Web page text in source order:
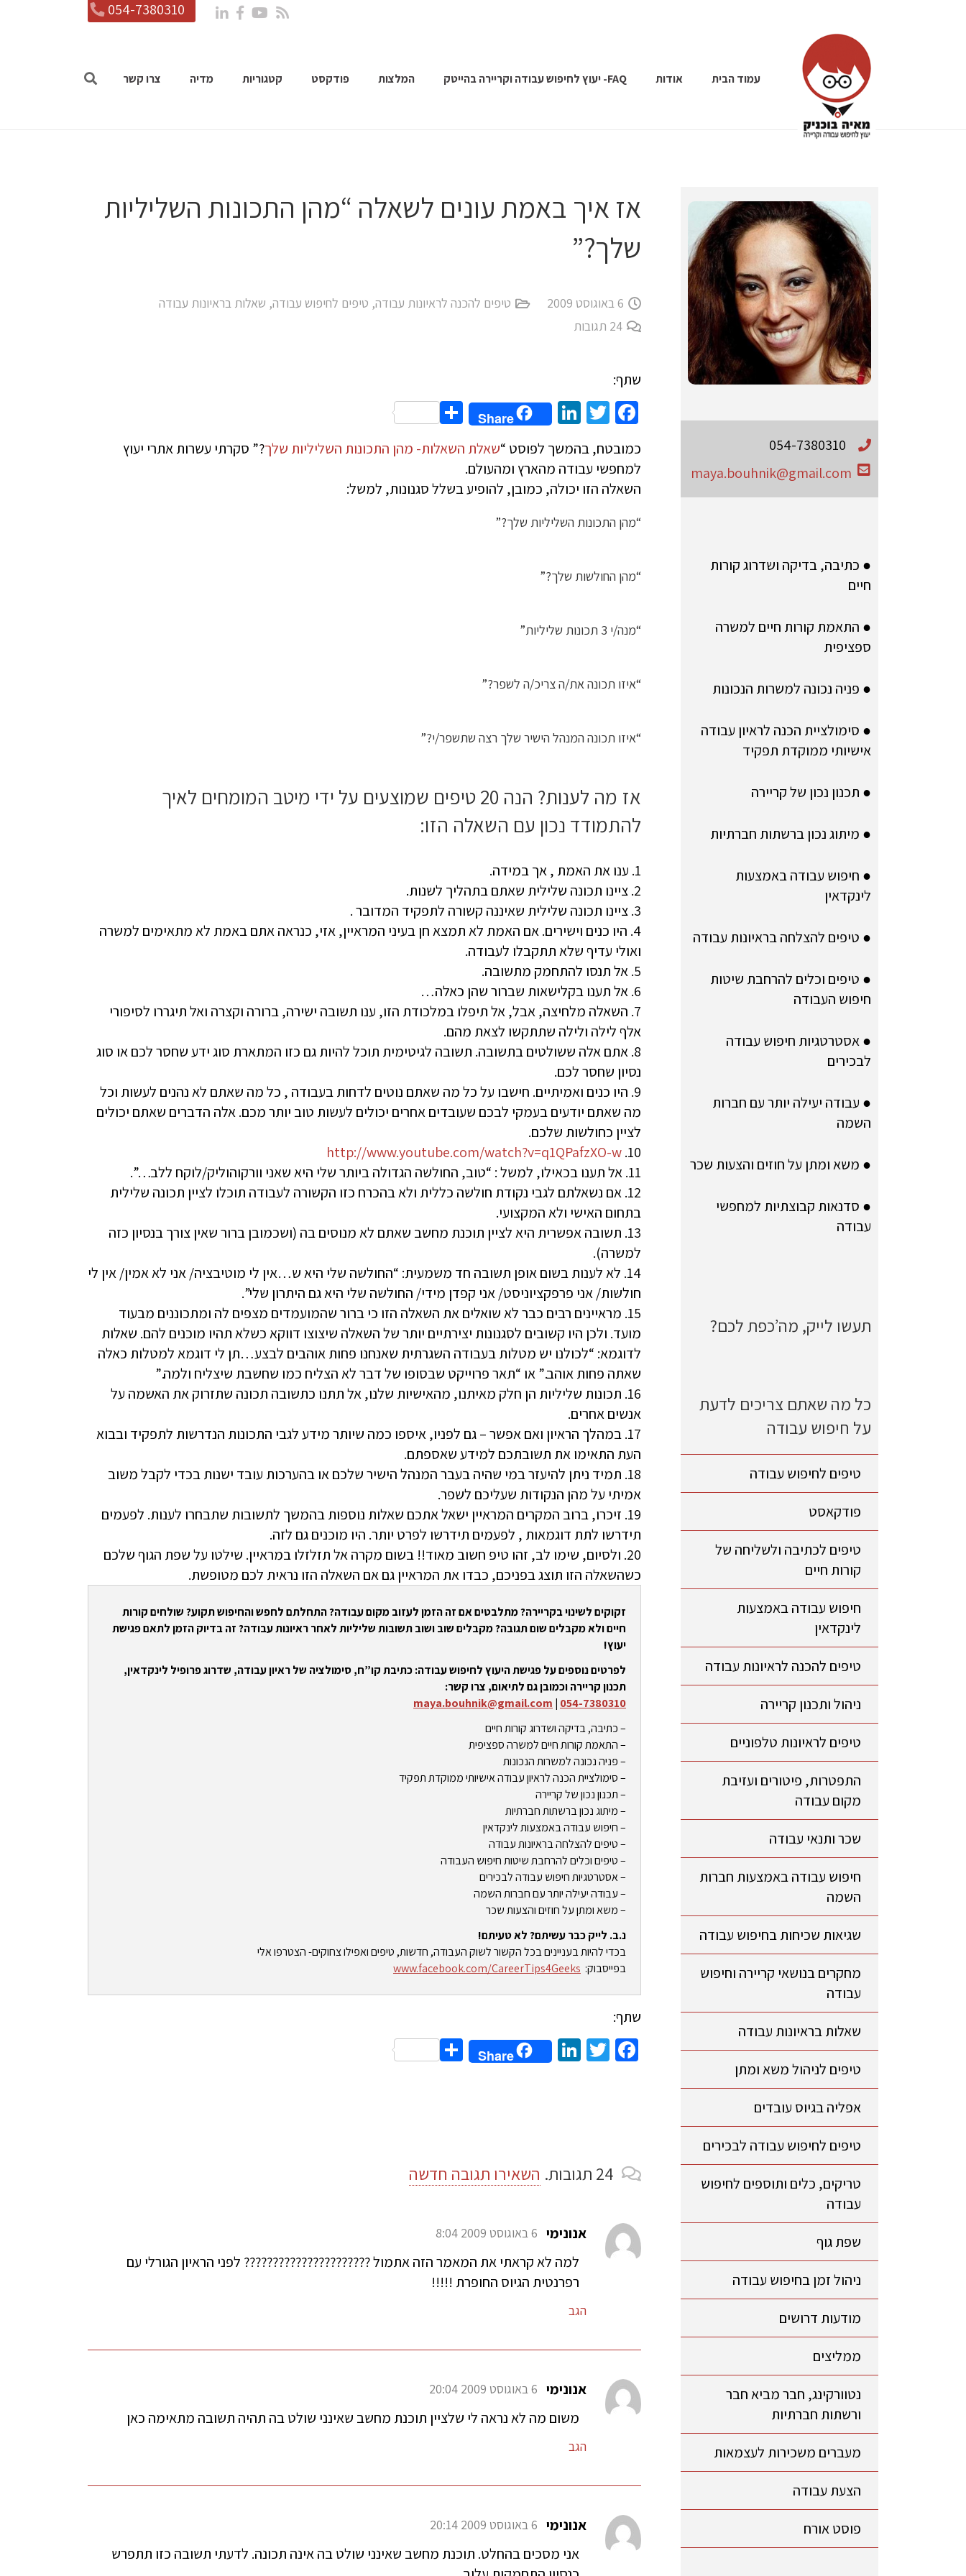
054-7380310
עמוד הבית אודות FAQ- יעוץ לחיפוש עבודה וקריירה בהייטק המלצות פודקסט קטגוריות מדיה צרו קשר
אז איך באמת עונים לשאלה “מהן התכונות השליליות
שלך?”
6 באוגוסט 2009 טיפים להכנה לראיונות עבודה, טיפים לחיפוש עבודה, שאלות בראיונות עבודה
24 תגובות
שתף:
Facebook
Twitter
LinkedIn
Share
Share
כמובטח, בהמשך לפוסט “שאלת השאלות- מהן התכונות השליליות שלך?” סקרתי עשרות אתרי יעוץ
למחפשי עבודה מהארץ ומהעולם.
השאלה הזו יכולה, כמובן, להופיע בשלל סגנונות, למשל:
“מהן התכונות השליליות שלך?”
“מהן החולשות שלך?”
“מנה/י 3 תכונות שליליות”
“איזו תכונה את/ה צריכ/ה לשפר?”
“איזו תכונה המנהל הישיר שלך רצה שתשפר/י?”
אז מה לענות? הנה 20 טיפים שמוצעים על ידי מיטב המומחים לאיך
להתמודד נכון עם השאלה הזו:
1. ענו את האמת , אך במידה.
2. ציינו תכונה שלילית שאתם בתהליך לשנות.
3. ציינו תכונה שלילית שאיננה קשורה לתפקיד המדובר .
4. היו כנים וישירים. אם האמת לא תמצא חן בעיני המראיין, אזי, כנראה אתם באמת לא מתאימים למשרה
ואולי עדיף שלא תתקבלו לעבודה.
5. אל תנסו להתחמק מתשובה.
6. אל תענו בקלישאות שברור שהן כאלה…
7. השאלה מלחיצה, אבל, אל תיפלו במלכודת הזו, ענו תשובה ישירה, ברורה וקצרה ואל תיגררו לסיפורי
אלף לילה ולילה שתתקשו לצאת מהם.
8. אתם אלה ששולטים בתשובה. תשובה לגיטימית תוכל להיות גם כזו המתארת סוג ידע שחסר לכם או סוג
נסיון שחסר לכם.
9. היו כנים ואמיתיים. חישבו על כל מה שאתם נוטים לדחות בעבודה , כל מה שאתם לא נהנים לעשות וכל
מה שאתם יודעים בעמקי לבכם שעובדים אחרים יכולים לעשות טוב יותר מכם. אלה הדברים שאתם יכולים
לציין כחולשות שלכם.
10.
http://www.youtube.com/watch?v=q1QPafzXO-w
11. אל תענו בכאילו, למשל : “טוב, החולשה הגדולה ביותר שלי היא שאני וורקוהוליק/לוקח ללב…”.
12. אם נשאלתם לגבי נקודת חולשה כללית ולא בהכרח כזו הקשורה לעבודה תוכלו לציין תכונה שלילית
בתחום האישי ולא המקצועי.
13. תשובה אפשרית היא לציין תוכנת מחשב שאתם לא מנוסים בה (ושכמובן ברור שאין צורך בנסיון כזה
למשרה).
14. לא לענות בשום אופן תשובה חד משמעית: “החולשה שלי היא ש…אין לי מוטיבציה/ אני לא אמין/ אין לי
חולשות/ אני פרפקציוניסט/ אני קפדן מידי/ החולשה שלי היא גם היתרון שלי”.
15. מראיינים רבים כבר לא שואלים את השאלה הזו כי ברור שהמועמדים מצפים לה ומתכוננים מבעוד
מועד. ולכן היו קשובים לסגנונות יצירתיים יותר של השאלה שיצוצו דווקא כשלא תהיו מוכנים להם. שאלות
לדוגמא: “לכולנו יש מטלות בעבודה השגרתית שאנחנו פחות אוהבים לבצע…תן לי דוגמא למטלות כאלה
שאתה פחות אוהב.” או “תאר פרוייקט שבסופו של דבר לא הצליח כמו שחשבת שיצליח ולמה.”
16. תכונות שליליות הן חלק מאיתנו, מהאישיות שלנו, אל תתנו כתשובה תכונה שתזרוק את האשמה על
אנשים אחרים.
17. במהלך הראיון ואם אפשר – גם לפניו, איספו כמה שיותר מידע לגבי התכונות הנדרשות לתפקיד ובבוא
העת התאימו את תשובתכם למידע שאספתם.
18. תמיד ניתן להיעזר במי שהיה בעבר המנהל הישיר שלכם או בהערכות עובד ישנות בכדי לקבל משוב
אמיתי על מהן הנקודות שעליכם לשפר.
19. זיכרו, ברוב המקרים המראיין ישאל אתכם שאלות נוספות בהמשך לתשובות שתבחרו לענות. לפעמים
תידרשו לתת דוגמאות , לפעמים תידרשו לפרט יותר. היו מוכנים גם לזה.
20. ולסיום, שימו לב, זהו טיפ חשוב מאוד!! בשום מקרה אל תזלזלו במראיין. שילטו על שפת הגוף שלכם
כשהשאלה הזו תוצג בפניכם, כבדו את המראיין גם אם השאלה הזו נראית לכם מטופשת.
זקוקים לשינוי בקריירה? מתלבטים אם זה הזמן לעזוב מקום עבודה? התחלתם לחפש והחיפוש תקוע? שולחים קורות
חיים ולא מקבלים שום תגובה? מקבלים שוב ושוב תשובות שליליות לאחר ראיונות עבודה? זה בדיוק הזמן לתאם פגישת
יעוץ!
לפרטים נוספים על פגישת היעוץ לחיפוש עבודה: כתיבת קו”ח, סימולציה של ראיון עבודה, שדרוג פרופיל לינקדאין,
תכנון קריירה וכמובן גם לתיאום, צרו קשר:
054-7380310
|
maya.bouhnik@gmail.com
– כתיבה, בדיקה ושדרוג קורות חיים
– התאמת קורות חיים למשרה ספציפית
– פניה נכונה למשרות הנכונות
– סימולציית הכנה לראיון עבודה אישיותי ממוקדת תפקיד
– תכנון נכון של קריירה
– מיתוג נכון ברשתות חברתיות
– חיפוש עבודה באמצעות לינקדאין
– טיפים להצלחה בראיונות עבודה
– טיפים וכלים להרחבת שיטות חיפוש העבודה
– אסטרטגיות חיפוש עבודה לבכירים
– עבודה יעילה יותר עם חברות השמה
– משא ומתן על חוזים והצעות שכר
נ.ב. לייק כבר עשיתם? לא טעיתם!
בכדי להיות בעניינים בכל הקשור לשוק העבודה, חדשות, טיפים ואפילו צחוקים- הצטרפו אלי
בפייסבוק: www.facebook.com/CareerTips4Geeks
שתף:
Facebook
Twitter
LinkedIn
Share
Share
24 תגובות. השאירו תגובה חדשה
אנונימי 6 באוגוסט 2009 8:04
למה לא קראתי את המאמר הזה אתמול ?????????????????????? לפני הראיון הגורלי עם
רפרנטית הגיוס החופרת !!!!!
הגב
אנונימי 6 באוגוסט 2009 20:04
משום מה לא נראה לי שלציין תוכנת מחשב שאינני שולט בה תהיה תשובה מתאימה כאן
הגב
אנונימי 6 באוגוסט 2009 20:14
אני מסכים בהחלט. תוכנת מחשב שאינני שולט בה אינה תכונה. לדעתי תשובה כזו תתפרש
054-7380310
maya.bouhnik@gmail.com
● כתיבה, בדיקה ושדרוג קורות
חיים
● התאמת קורות חיים למשרה
ספציפית
● פניה נכונה למשרות הנכונות
● סימולציית הכנה לראיון עבודה
אישיותי ממוקדת תפקיד
● תכנון נכון של קריירה
● מיתוג נכון ברשתות חברתיות
● חיפוש עבודה באמצעות
לינקדאין
● טיפים להצלחה בראיונות עבודה
● טיפים וכלים להרחבת שיטות
חיפוש העבודה
● אסטרטגיות חיפוש עבודה
לבכירים
● עבודה יעילה יותר עם חברות
השמה
● משא ומתן על חוזים והצעות שכר
● סדנאות קבוצתיות למחפשי
עבודה
תעשו לייק, מה’כפת לכם?
כל מה שאתם צריכים לדעת
על חיפוש עבודה
טיפים לחיפוש עבודה
פודקאסט
טיפים לכתיבה ולשליחה של
קורות חיים
חיפוש עבודה באמצעות
לינקדאין
טיפים להכנה לראיונות עבודה
ניהול ותכנון קריירה
טיפים לראיונות טלפוניים
התפטרות, פיטורים ועזיבת
מקום עבודה
שכר ותנאי עבודה
חיפוש עבודה באמצעות חברות
השמה
שגיאות שכיחות בחיפוש עבודה
מחקרים בנושאי קריירה וחיפוש
עבודה
שאלות בראיונות עבודה
טיפים לניהול משא ומתן
אפליה בגיוס עובדים
טיפים לחיפוש עבודה לבכירים
טריקים, כלים ותוספים לחיפוש
עבודה
שפת גוף
ניהול זמן בחיפוש עבודה
מודעות דרושים
ממליצים
נטוורקינג, חבר מביא חבר
ורשתות חברתיות
מעברים משכירות לעצמאות
הצעת עבודה
פוסט אורח